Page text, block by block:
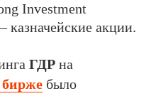
Investment
казначейские акции.
ГДР на
было